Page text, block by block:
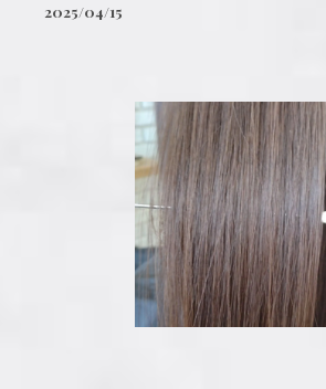
2025/04/15